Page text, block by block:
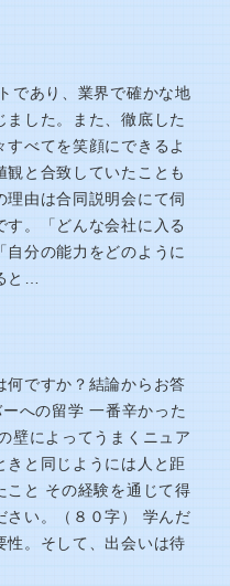
であり、業界で確かな地
した。また、徹底した
べてを笑顔にできるよ
観と合致していたことも
理由は合同説明会にて伺
す。「どんな会社に入る
自分の能力をどのように
と…
何ですか？結論からお答
への留学 一番辛かった
壁によってうまくニュア
きと同じようには人と距
こと その経験を通じて得
さい。（８０字） 学んだ
性。そして、出会いは待